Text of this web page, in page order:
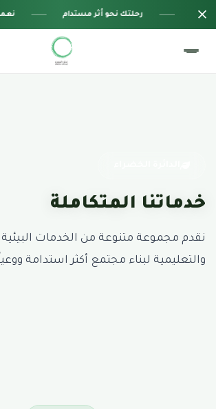
رحلتك نحو أثر مستدام
خدماتنا المتكاملة
نقدم مجموعة متنوعة من الخدمات البيئية
والتعليمية لبناء مجتمع أكثر استدامة ووعياً